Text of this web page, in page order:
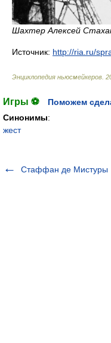
Шахтер Алексей
Источник: http://ria.ru/
Энциклопедия ньюсмейкеров
Игры ⚽
Поможем
Синонимы:
жест
Стаффан де Мистуры